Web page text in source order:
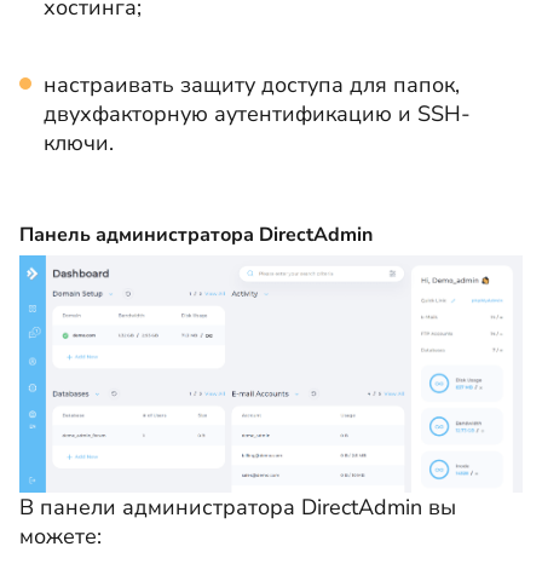
хостинга;
настраивать защиту доступа для папок,
двухфакторную аутентификацию и SSH-
ключи.
Панель администратора DirectAdmin
В панели администратора DirectAdmin вы
можете: